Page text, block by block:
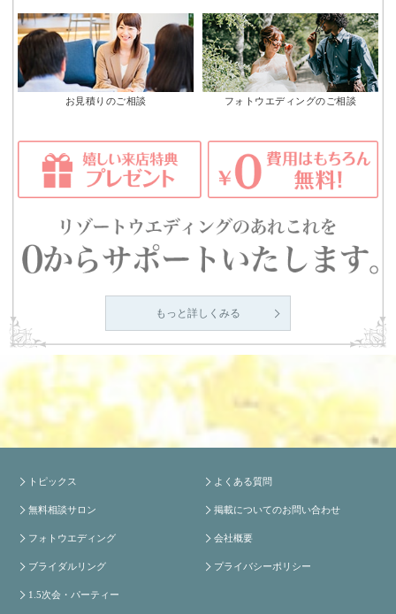
お見積りのご相談 フォトウエディングのご相談
もっと詳しくみる
トピックス
無料相談サロン
フォトウエディング
ブライダルリング
1.5次会・パーティー
よくある質問
掲載についてのお問い合わせ
会社概要
プライバシーポリシー